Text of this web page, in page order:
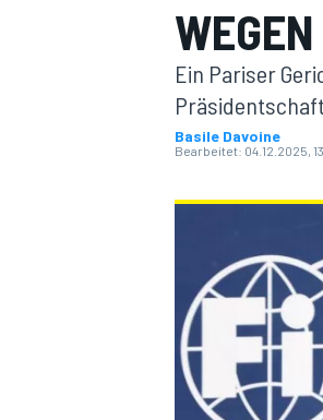
Ein Pariser
Basile Davoine
Bearbeitet: 04.12.2025,